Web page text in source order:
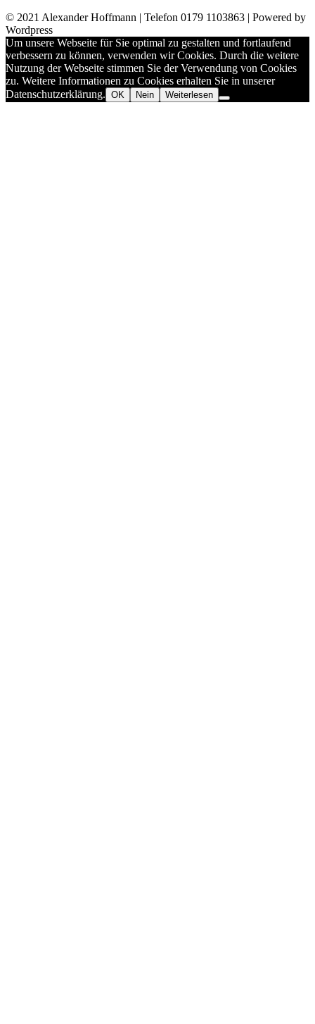
© 2021 Alexander Hoffmann | Telefon 0179 1103863 | Powered by
Wordpress
Um unsere Webseite für Sie optimal zu gestalten und fortlaufend
verbessern zu können, verwenden wir Cookies. Durch die weitere
Nutzung der Webseite stimmen Sie der Verwendung von Cookies
zu. Weitere Informationen zu Cookies erhalten Sie in unserer
Datenschutzerklärung. OK Nein Weiterlesen